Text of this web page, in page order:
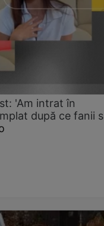
'Am intrat în
după ce fanii